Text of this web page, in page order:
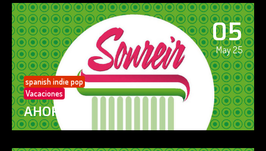
05
May 25
spanish indie pop
Vacaciones
AHORA SÍ!